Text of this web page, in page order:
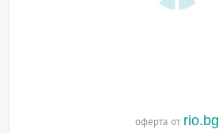
оферта от rio.bg